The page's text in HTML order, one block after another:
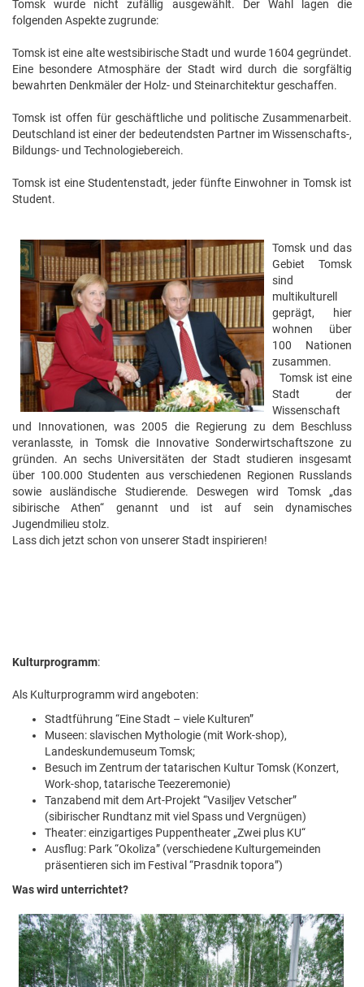
Tomsk wurde nicht zufällig ausgewählt. Der Wahl lagen die
folgenden Aspekte zugrunde:
Tomsk ist eine alte westsibirische Stadt und wurde 1604 gegründet.
Eine besondere Atmosphäre der Stadt wird durch die sorgfältig
bewahrten Denkmäler der Holz- und Steinarchitektur geschaffen.
Tomsk ist offen für geschäftliche und politische Zusammenarbeit.
Deutschland ist einer der bedeutendsten Partner im Wissenschafts-,
Bildungs- und Technologiebereich.
Tomsk ist eine Studentenstadt, jeder fünfte Einwohner in Tomsk ist
Student.
Tomsk und das
Gebiet Tomsk
sind
multikulturell
geprägt, hier
wohnen über
100 Nationen
zusammen.
Tomsk ist eine
Stadt der
Wissenschaft
und Innovationen, was 2005 die Regierung zu dem Beschluss
veranlasste, in Tomsk die Innovative Sonderwirtschaftszone zu
gründen. An sechs Universitäten der Stadt studieren insgesamt
über 100.000 Studenten aus verschiedenen Regionen Russlands
sowie ausländische Studierende. Deswegen wird Tomsk „das
sibirische Athen“ genannt und ist auf sein dynamisches
Jugendmilieu stolz.
Lass dich jetzt schon von unserer Stadt inspirieren!
Kulturprogramm:
Als Kulturprogramm wird angeboten:
Stadtführung “Eine Stadt – viele Kulturen”
Museen: slavischen Mythologie (mit Work-shop),
Landeskundemuseum Tomsk;
Besuch im Zentrum der tatarischen Kultur Tomsk (Konzert,
Work-shop, tatarische Teezeremonie)
Tanzabend mit dem Art-Projekt “Vasiljev Vetscher”
(sibirischer Rundtanz mit viel Spass und Vergnügen)
Theater: einzigartiges Puppentheater „Zwei plus KU“
Ausflug: Park “Okoliza” (verschiedene Kulturgemeinden
präsentieren sich im Festival “Prasdnik topora”)
Was wird unterrichtet?